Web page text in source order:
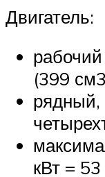
Двигатель:
(399
кВт =